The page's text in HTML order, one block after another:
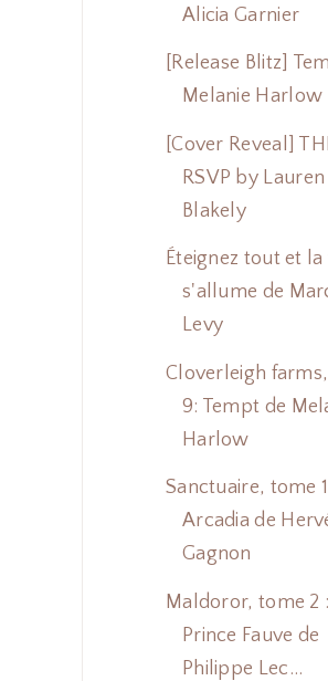
Alicia Garnier
[Release Blitz]
Melanie Harlow
[Cover Reveal]
RSVP by Lauren
Blakely
Éteignez tout et la
s'allume de
Levy
Cloverleigh
9: Tempt de
Harlow
Sanctuaire, tome
Arcadia de
Gagnon
Maldoror, tome 2
Prince Fauve de
Philippe Lec...